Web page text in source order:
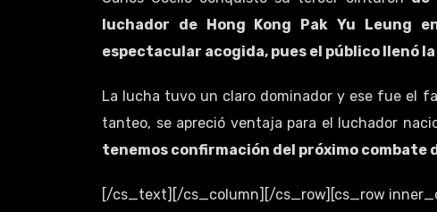
luchador de Hong Kong Pak Yu Leung
espectacular acogida, pues el público llenó
La lucha tuvo un claro dominador y ese fue el
tanteo, se apreció ventaja para el luchador
tenemos confirmación del próximo combate
[/cs_text][/cs_column][/cs_row][cs_row